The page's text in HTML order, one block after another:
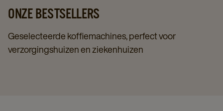
ONZE BESTSELLERS
Geselecteerde koffiemachines, perfect voor
verzorgingshuizen en ziekenhuizen